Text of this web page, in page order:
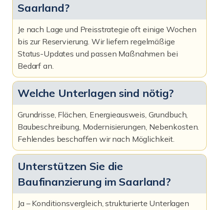
Saarland?
Je nach Lage und Preisstrategie oft einige Wochen
bis zur Reservierung. Wir liefern regelmäßige
Status-Updates und passen Maßnahmen bei
Bedarf an.
Welche Unterlagen sind nötig?
Grundrisse, Flächen, Energieausweis, Grundbuch,
Baubeschreibung, Modernisierungen, Nebenkosten.
Fehlendes beschaffen wir nach Möglichkeit.
Unterstützen Sie die
Baufinanzierung im Saarland?
Ja – Konditionsvergleich, strukturierte Unterlagen